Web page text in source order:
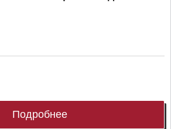
Подробнее